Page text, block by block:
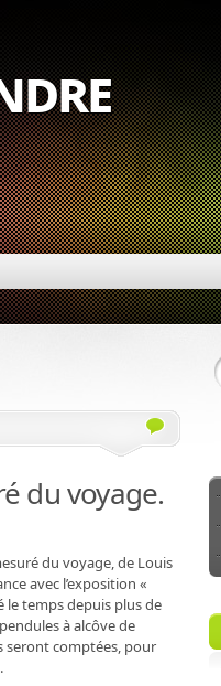
du voyage.
du voyage, de Louis
avec l’exposition «
le temps depuis plus de
à alcôve de
seront comptées, pour